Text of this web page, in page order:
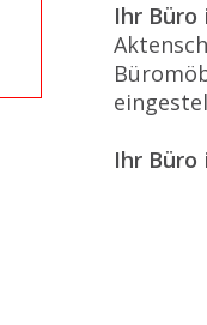
Ihr Büro
Ihr Büro